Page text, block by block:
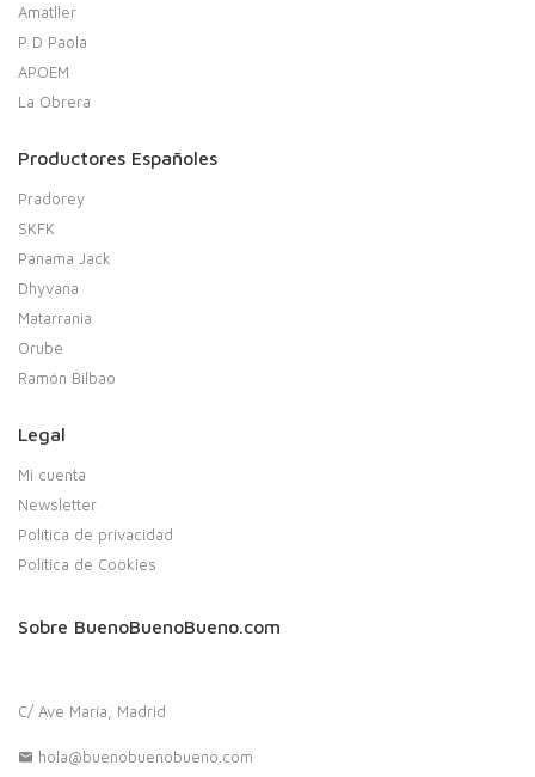
Amatller
P D Paola
APOEM
La Obrera
Productores Españoles
Pradorey
SKFK
Panama Jack
Dhyvana
Matarrania
Orube
Ramón Bilbao
Legal
Mi cuenta
Newsletter
Política de privacidad
Política de Cookies
Sobre BuenoBuenoBueno.com
C/ Ave María, Madrid
hola@buenobuenobueno.com